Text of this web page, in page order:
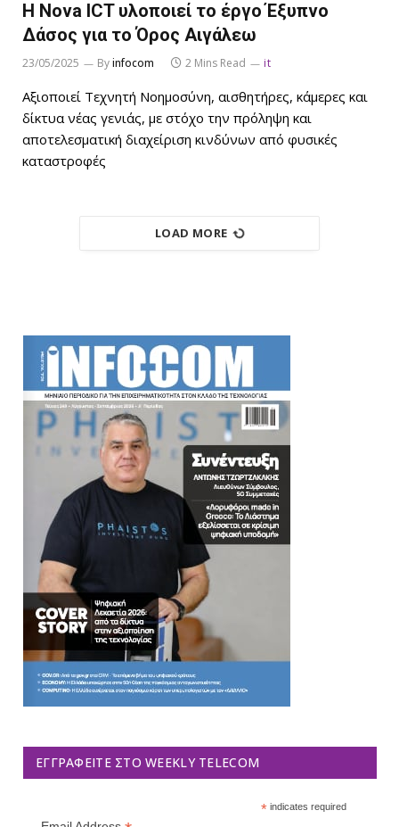
Η Nova ICT υλοποιεί το έργο Έξυπνο
Δάσος για το Όρος Αιγάλεω
23/05/2025 Byinfocom 2 Mins Read it
Αξιοποιεί Τεχνητή Νοημοσύνη, αισθητήρες, κάμερες και
δίκτυα νέας γενιάς, με στόχο την πρόληψη και
αποτελεσματική διαχείριση κινδύνων από φυσικές
καταστροφές
LOAD MORE
ΕΓΓΡΑΦΕΊΤΕ ΣΤΟ WEEKLY TELECOM
*indicates required